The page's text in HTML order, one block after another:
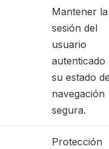
Mantener la
sesión del
usuario
autenticado
su estado
navegación
segura.
Protección